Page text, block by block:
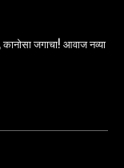
जगाचा! आवाज नव्या